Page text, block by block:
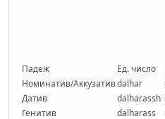
Падеж Ед. число
Номинатив/Аккузативdalhar
Датив
dalharassh
Генитив
dalharass